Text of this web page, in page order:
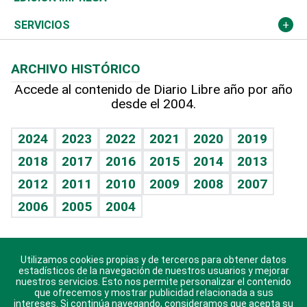
Resto del mundo
Economía personal
Podcast Arte Libre
Hablando con el pediatra
Vida y familia
Eñe
Celebrando la vida
Sin complejos
En pocas palabras
Escuchando al corazón
Economía Personal
Más deportes
Línea de hit
TBT Deportivo
Noticiero Poteleche
Lecturas
Cambio climático
Opinión
Hecho en casa
Guía del dinero
SERVICIOS
Cumpleaños
Horóscopos
Juegos
ARCHIVO HISTÓRICO
Accede al contenido de Diario Libre año por año
desde el 2004.
2024 2023 2022 2021 2020
2019
2018
2017 2016 2015 2014
2013
2012
2011 2010 2009 2008
2007
2006
2005 2004
Descarga nuestras aplicaciones para Android, iOS y
sistema Huawei.
Utilizamos cookies propias y de terceros para obtener datos
estadísticos de la navegación de nuestros usuarios y mejorar
nuestros servicios. Esto nos permite personalizar el contenido
que ofrecemos y mostrar publicidad relacionada a sus
intereses. Si continúa navegando, consideramos que acepta su